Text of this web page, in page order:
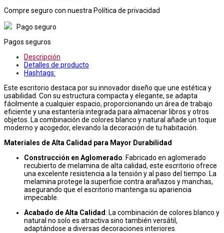
Compre seguro con nuestra Política de privacidad
Pago seguro
Pagos seguros
Descripción
Detalles de producto
Hashtags:
Este escritorio destaca por su innovador diseño que une estética y
usabilidad. Con su estructura compacta y elegante, se adapta
fácilmente a cualquier espacio, proporcionando un área de trabajo
eficiente y una estantería integrada para almacenar libros y otros
objetos. La combinación de colores blanco y natural añade un toque
moderno y acogedor, elevando la decoración de tu habitación.
Materiales de Alta Calidad para Mayor Durabilidad
Construcción en Aglomerado: Fabricado en aglomerado
recubierto de melamina de alta calidad, este escritorio ofrece
una excelente resistencia a la tensión y al paso del tiempo. La
melamina protege la superficie contra arañazos y manchas,
asegurando que el escritorio mantenga su apariencia
impecable.
Acabado de Alta Calidad: La combinación de colores blanco y
natural no solo es atractiva sino también versátil,
adaptándose a diversas decoraciones interiores.